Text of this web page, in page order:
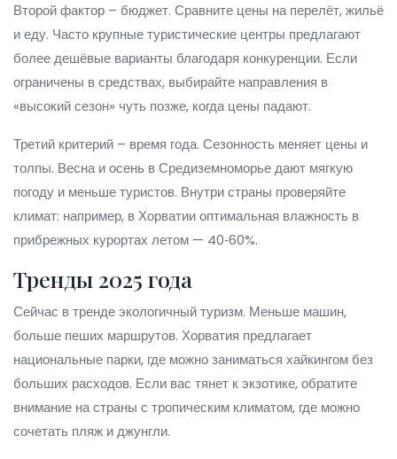
Второй фактор – бюджет. Сравните цены на перелёт, жильё
и еду. Часто крупные туристические центры предлагают
более дешёвые варианты благодаря конкуренции. Если
ограничены в средствах, выбирайте направления в
«высокий сезон» чуть позже, когда цены падают.
Третий критерий – время года. Сезонность меняет цены и
толпы. Весна и осень в Средиземноморье дают мягкую
погоду и меньше туристов. Внутри страны проверяйте
климат: например, в Хорватии оптимальная влажность в
прибрежных курортах летом — 40‑60%.
Тренды 2025 года
Сейчас в тренде экологичный туризм. Меньше машин,
больше пеших маршрутов. Хорватия предлагает
национальные парки, где можно заниматься хайкингом без
больших расходов. Если вас тянет к экзотике, обратите
внимание на страны с тропическим климатом, где можно
сочетать пляж и джунгли.